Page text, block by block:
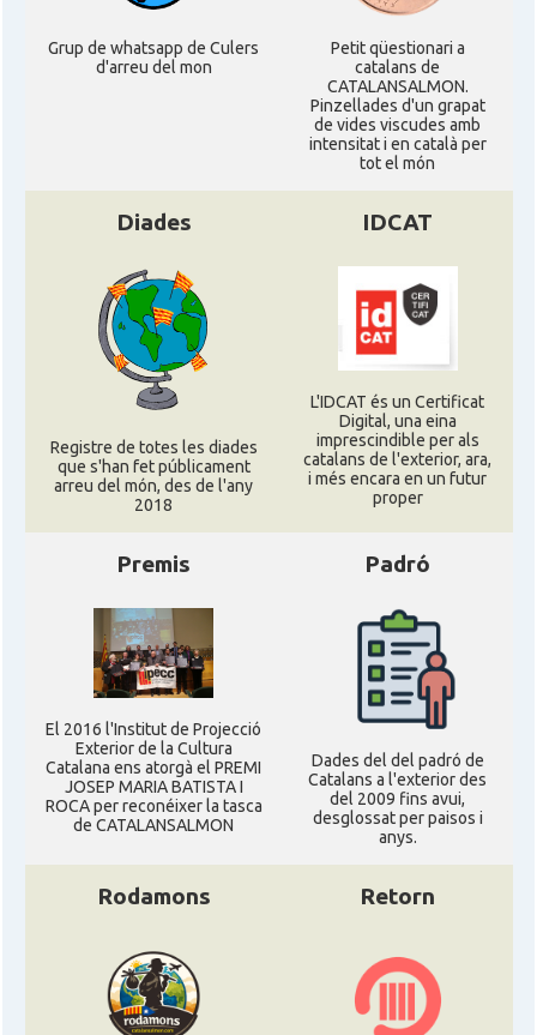
Grup de whatsapp de Culers
d'arreu del mon
Petit qüestionari a
catalans de
CATALANSALMON.
Pinzellades d'un grapat
de vides viscudes amb
intensitat i en català per
tot el món
Diades
Registre de totes les diades
que s'han fet públicament
arreu del món, des de l'any
2018
IDCAT
L'IDCAT és un Certificat
Digital, una eina
imprescindible per als
catalans de l'exterior, ara,
i més encara en un futur
proper
Premis
El 2016 l'Institut de Projecció
Exterior de la Cultura
Catalana ens atorgà el PREMI
JOSEP MARIA BATISTA I
ROCA per reconéixer la tasca
de CATALANSALMON
Padró
Dades del del padró de
Catalans a l'exterior des
del 2009 fins avui,
desglossat per paisos i
anys.
Rodamons Retorn